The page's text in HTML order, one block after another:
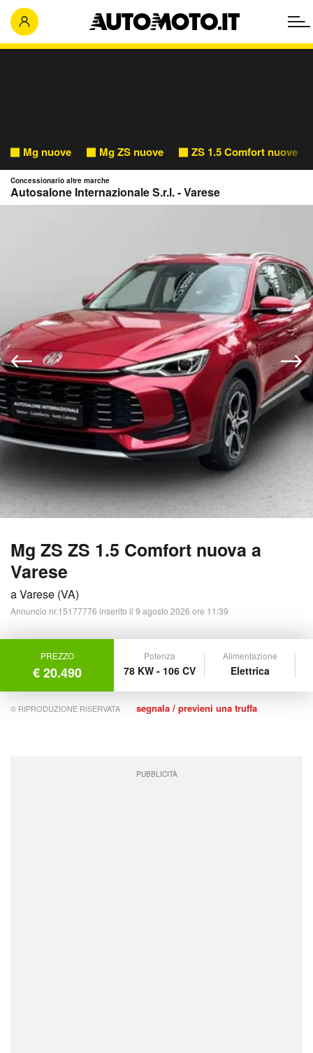
Mg nuove Mg ZS nuove ZS 1.5 Comfort nuove
Mg ZS ZS 1.5 Comfort nuova a
Varese
a Varese (VA)
Annuncio nr.15177776 inserito il 9 agosto 2026 ore 11:39
Concessionario altre marche
Autosalone Internazionale S.r.l. - Varese
PREZZO
€ 20.490
Potenza
78 KW - 106 CV
Alimentazione
Elettrica
© RIPRODUZIONE RISERVATA segnala / previeni una truffa
PUBBLICITÀ